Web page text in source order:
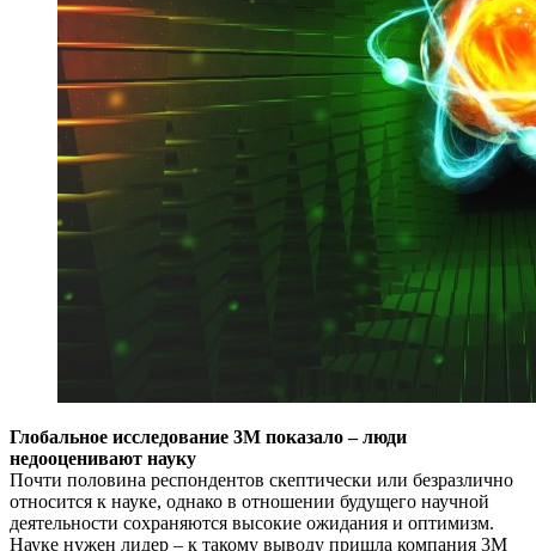
Глобальное исследование 3М показало – люди
недооценивают науку
Почти половина респондентов скептически или безразлично
относится к науке, однако в отношении будущего научной
деятельности сохраняются высокие ожидания и оптимизм.
Науке нужен лидер – к такому выводу пришла компания 3М